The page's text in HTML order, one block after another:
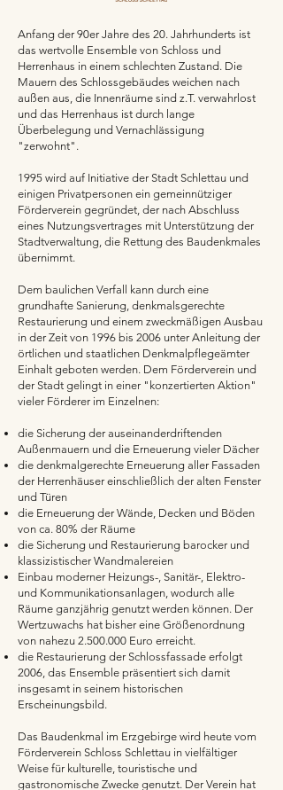
Anfang der 90er Jahre des 20. Jahrhunderts ist
das wertvolle Ensemble von Schloss und
Herrenhaus in einem schlechten Zustand. Die
Mauern des Schlossgebäudes weichen nach
außen aus, die Innenräume sind z.T. verwahrlost
und das Herrenhaus ist durch lange
Überbelegung und Vernachlässigung
"zerwohnt".
1995 wird auf Initiative der Stadt Schlettau und
einigen Privatpersonen ein gemeinnütziger
Förderverein gegründet, der nach Abschluss
eines Nutzungsvertrages mit Unterstützung der
Stadtverwaltung, die Rettung des Baudenkmales
übernimmt.
Dem baulichen Verfall kann durch eine
grundhafte Sanierung, denkmalsgerechte
Restaurierung und einem zweckmäßigen Ausbau
in der Zeit von 1996 bis 2006 unter Anleitung der
örtlichen und staatlichen Denkmalpflegeämter
Einhalt geboten werden. Dem Förderverein und
der Stadt gelingt in einer "konzertierten Aktion"
vieler Förderer im Einzelnen:
die Sicherung der auseinanderdriftenden
Außenmauern und die Erneuerung vieler Dächer
die denkmalgerechte Erneuerung aller Fassaden
der Herrenhäuser einschließlich der alten Fenster
und Türen
die Erneuerung der Wände, Decken und Böden
von ca. 80% der Räume
die Sicherung und Restaurierung barocker und
klassizistischer Wandmalereien
Einbau moderner Heizungs-, Sanitär-, Elektro-
und Kommunikationsanlagen, wodurch alle
Räume ganzjährig genutzt werden können. Der
Wertzuwachs hat bisher eine Größenordnung
von nahezu 2.500.000 Euro erreicht.
die Restaurierung der Schlossfassade erfolgt
2006, das Ensemble präsentiert sich damit
insgesamt in seinem historischen
Erscheinungsbild.
Das Baudenkmal im Erzgebirge wird heute vom
Förderverein Schloss Schlettau in vielfältiger
Weise für kulturelle, touristische und
gastronomische Zwecke genutzt. Der Verein hat